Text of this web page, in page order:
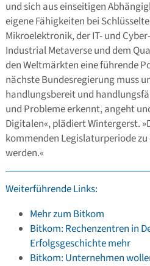
und sich aus einseitigen
eigene Fähigkeiten bei
Mikroelektronik, der IT- und
Industrial Metaverse und dem
den Weltmärkten eine führende
nächste Bundesregierung muss
handlungsbereit und
und Probleme erkennt, angeht
Digitalen«, plädiert Wintergerst.
kommenden Legislaturperiode
werden.«
Weiterführende Links:
Mehr zum Bitkom
Bitkom: Rechenzentren in
Erfolgsgeschichte mehr
Bitkom: Unternehmen